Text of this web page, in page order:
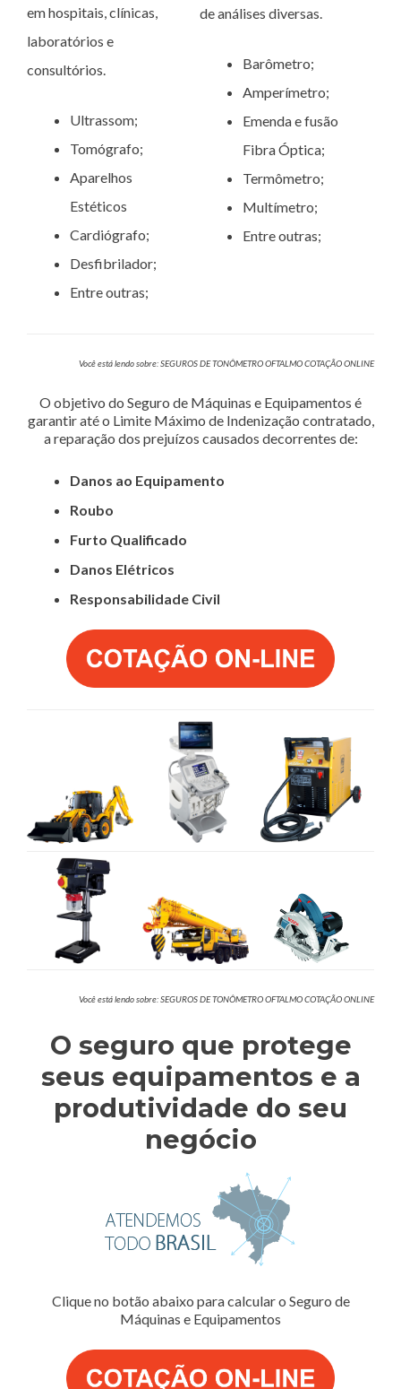
em hospitais, clínicas,
laboratórios e
consultórios.
Ultrassom;
Tomógrafo;
Aparelhos
Estéticos
Cardiógrafo;
Desfibrilador;
Entre outras;
de análises diversas.
Barômetro;
Amperímetro;
Emenda e fusão
Fibra Óptica;
Termômetro;
Multímetro;
Entre outras;
Você está lendo sobre: SEGUROS DE TONÔMETRO OFTALMO COTAÇÃO ONLINE
O objetivo do Seguro de Máquinas e Equipamentos é
garantir até o Limite Máximo de Indenização contratado,
a reparação dos prejuízos causados decorrentes de:
Danos ao Equipamento
Roubo
Furto Qualificado
Danos Elétricos
Responsabilidade Civil
Você está lendo sobre: SEGUROS DE TONÔMETRO OFTALMO COTAÇÃO ONLINE
O seguro que protege
seus equipamentos e a
produtividade do seu
negócio
Clique no botão abaixo para calcular o Seguro de
Máquinas e Equipamentos